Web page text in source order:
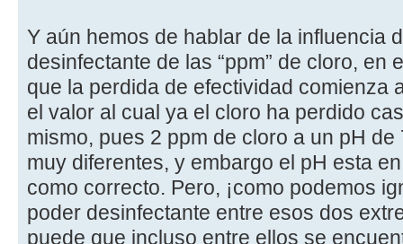
Y aún hemos de hablar de la influencia
desinfectante de las “ppm” de cloro, en
que la perdida de efectividad comienza
el valor al cual ya el cloro ha perdido
mismo, pues 2 ppm de cloro a un pH
muy diferentes, y embargo el pH esta
como correcto. Pero, ¡como podemos
poder desinfectante entre esos dos
puede que incluso entre ellos se